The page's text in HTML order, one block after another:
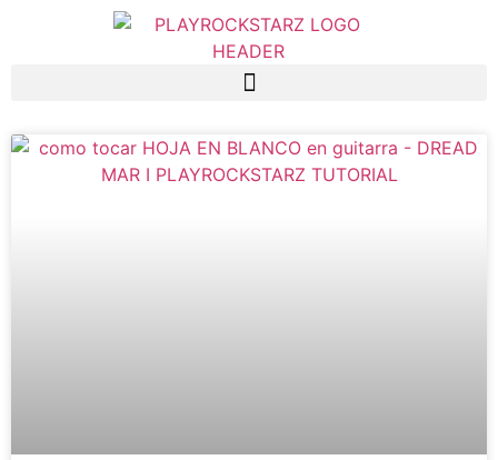
Saltar al contenido principal